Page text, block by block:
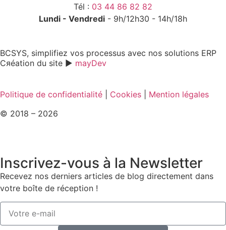
Tél : 03 44 86 82 82
Lundi - Vendredi - 9h/12h30 - 14h/18h
BCSYS, simplifiez vos processus avec nos solutions ERP
Cяéation du site ► mayDev
Politique de confidentialité Cookies
Mention légales
© 2018 – 2026
Inscrivez-vous à la Newsletter
Recevez nos derniers articles de blog directement dans
votre boîte de réception !